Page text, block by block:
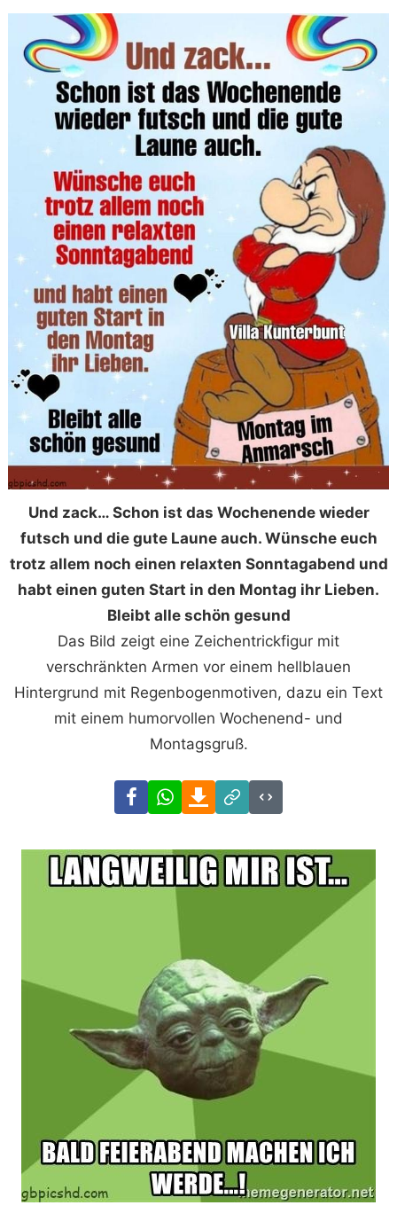
Und zack… Schon ist das Wochenende wieder
futsch und die gute Laune auch. Wünsche euch
trotz allem noch einen relaxten Sonntagabend und
habt einen guten Start in den Montag ihr Lieben.
Bleibt alle schön gesund
Das Bild zeigt eine Zeichentrickfigur mit
verschränkten Armen vor einem hellblauen
Hintergrund mit Regenbogenmotiven, dazu ein Text
mit einem humorvollen Wochenend- und
Montagsgruß.
FacebookWhatsAppDownload
Link
Code